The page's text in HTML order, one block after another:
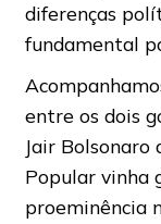
diferenças
fundamental
entre os dois
Jair
Popular vinha
proeminência